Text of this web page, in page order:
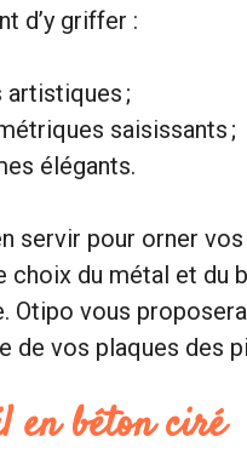
d’y griffer :
;
saisissants ;
élégants.
servir pour orner
choix du métal et du
Otipo vous
de vos plaques des
en béton ciré